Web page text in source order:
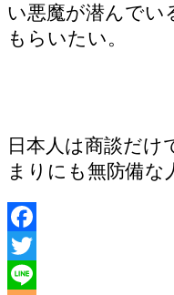
い悪魔が潜んでい
もらいたい。
日本人は商談だけ
まりにも無防備な
Facebook
Twitter